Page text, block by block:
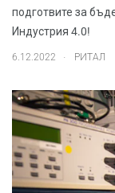
подготвите за
Индустрия 4.0!
6.12.2022 РИТАЛ